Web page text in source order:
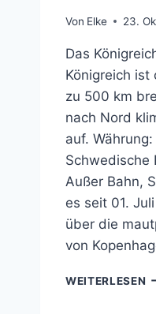
Von Elke 23.
Das
Königreich ist
zu 500 km
nach Nord
auf.
Schwedische
Außer Bahn,
es seit 01.
über die
von
WEITERLESEN